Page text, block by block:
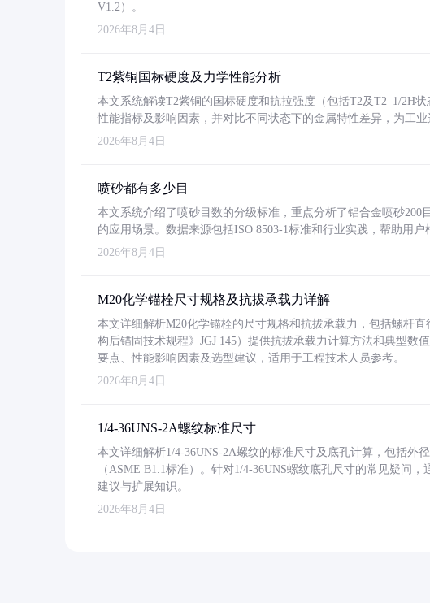
V1.2）。
2026年8月4日
T2紫铜国标硬度及力学性能分析
本文系统解读T2紫铜的国标硬度和抗拉强度（包括T2及T2_1/2H
性能指标及影响因素，并对比不同状态下的金属特性差异，为工业
2026年8月4日
喷砂都有多少目
本文系统介绍了喷砂目数的分级标准，重点分析了铝合金喷砂200
的应用场景。数据来源包括ISO 8503-1标准和行业实践，帮助用户
2026年8月4日
M20化学锚栓尺寸规格及抗拔承载力详解
本文详细解析M20化学锚栓的尺寸规格和抗拔承载力，包括螺杆
构后锚固技术规程》JGJ 145）提供抗拔承载力计算方法和典型数
要点、性能影响因素及选型建议，适用于工程技术人员参考。
2026年8月4日
1/4-36UNS-2A螺纹标准尺寸
本文详细解析1/4-36UNS-2A螺纹的标准尺寸及底孔计算，包括外
（ASME B1.1标准）。针对1/4-36UNS螺纹底孔尺寸的常见疑问
建议与扩展知识。
2026年8月4日